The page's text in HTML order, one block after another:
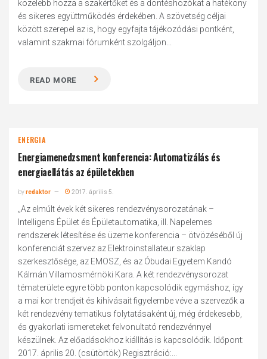
közelebb hozza a szakértőket és a döntéshozókat a hatékony
és sikeres együttműködés érdekében. A szövetség céljai
között szerepel az is, hogy egyfajta tájékozódási pontként,
valamint szakmai fórumként szolgáljon...
READ MORE
ENERGIA
Energiamenedzsment konferencia: Automatizálás és
energiaellátás az épületekben
byredaktor 2017. április 5.
„Az elmúlt évek két sikeres rendezvénysorozatának –
Intelligens Épület és Épületautomatika, ill. Napelemes
rendszerek létesítése és üzeme konferencia – ötvözéséből új
konferenciát szervez az Elektroinstallateur szaklap
szerkesztősége, az EMOSZ, és az Óbudai Egyetem Kandó
Kálmán Villamosmérnöki Kara. A két rendezvénysorozat
tématerülete egyre több ponton kapcsolódik egymáshoz, így
a mai kor trendjeit és kihívásait figyelembe véve a szervezők a
két rendezvény tematikus folytatásaként új, még érdekesebb,
és gyakorlati ismereteket felvonultató rendezvénnyel
készülnek. Az előadásokhoz kiállítás is kapcsolódik. Időpont:
2017. április 20. (csütörtök) Regisztráció:...